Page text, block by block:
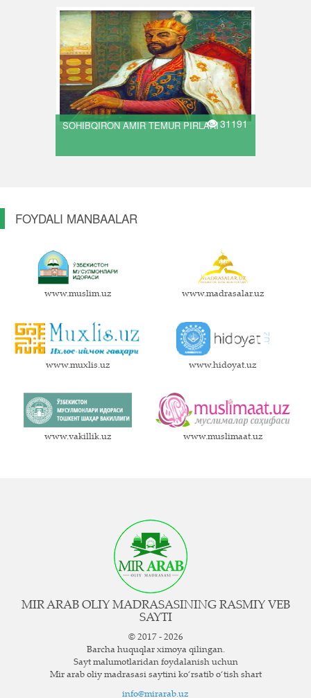
SOHIBQIRON AMIR TEMUR PIRLARI31191
FOYDALI MANBAALAR
www.muslim.uz www.madrasalar.uz
www.muxlis.uz www.hidoyat.uz
www.vakillik.uz www.muslimaat.uz
MIR ARAB OLIY MADRASASINING RASMIY VEB
SAYTI
© 2017 - 2026
Barcha huquqlar ximoya qilingan.
Sayt ma`lumotlaridan foydalanish uchun
Mir arab oliy madrasasi saytini ko‘rsatib o‘tish shart
info@mirarab.uz